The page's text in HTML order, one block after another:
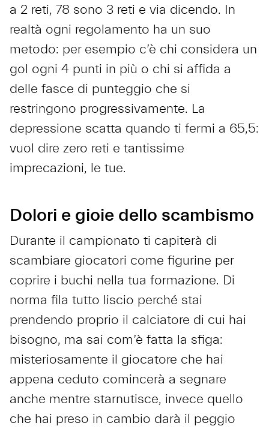
a 2 reti, 78 sono 3 reti e via dicendo. In
realtà ogni regolamento ha un suo
metodo: per esempio c’è chi considera un
gol ogni 4 punti in più o chi si affida a
delle fasce di punteggio che si
restringono progressivamente. La
depressione scatta quando ti fermi a 65,5:
vuol dire zero reti e tantissime
imprecazioni, le tue.
Dolori e gioie dello scambismo
Durante il campionato ti capiterà di
scambiare giocatori come figurine per
coprire i buchi nella tua formazione. Di
norma fila tutto liscio perché stai
prendendo proprio il calciatore di cui hai
bisogno, ma sai com’è fatta la sfiga:
misteriosamente il giocatore che hai
appena ceduto comincerà a segnare
anche mentre starnutisce, invece quello
che hai preso in cambio darà il peggio